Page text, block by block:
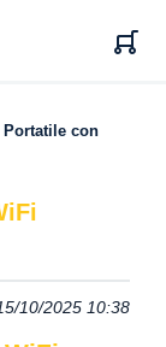
Portatile con
10/2025 10:38